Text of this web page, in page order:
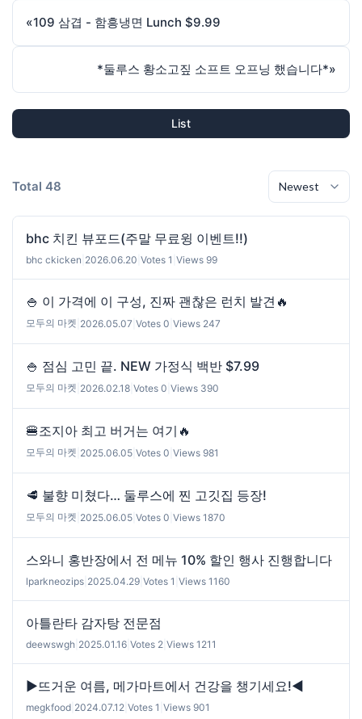
«109 삼겹 - 함흥냉면 Lunch $9.99
*둘루스 황소고짚 소프트 오프닝 했습니다*»
List
Total 48
bhc 치킨 뷰포드(주말 무료윙 이벤트!!)
bhc ckicken 2026.06.20 Votes 1 Views 99
🍚 이 가격에 이 구성, 진짜 괜찮은 런치 발견🔥
모두의 마켓 2026.05.07 Votes 0 Views 247
🍚 점심 고민 끝. NEW 가정식 백반 $7.99
모두의 마켓 2026.02.18 Votes 0 Views 390
🍔조지아 최고 버거는 여기🔥
모두의 마켓 2025.06.05 Votes 0 Views 981
🥩 불향 미쳤다… 둘루스에 찐 고깃집 등장!
모두의 마켓 2025.06.05 Votes 0 Views 1870
스와니 홍반장에서 전 메뉴 10% 할인 행사 진행합니다
lparkneozips 2025.04.29 Votes 1 Views 1160
아틀란타 감자탕 전문점
deewswgh 2025.01.16 Votes 2 Views 1211
▶️뜨거운 여름, 메가마트에서 건강을 챙기세요!◀️
megkfood 2024.07.12 Votes 1 Views 901